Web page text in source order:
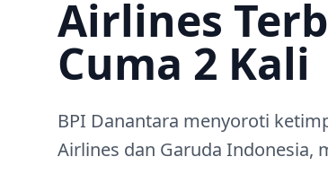
Airlines
Cuma 2 Kali
BPI Danantara menyoroti
Airlines dan Garuda Indonesia,